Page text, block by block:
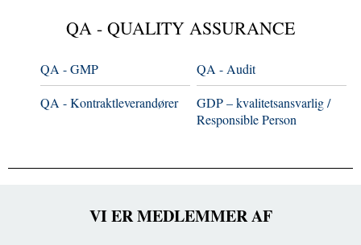
QA - QUALITY ASSURANCE
QA - GMP
QA - Audit
QA - Kontraktleverandører
GDP – kvalitetsansvarlig /
Responsible Person
VI ER MEDLEMMER AF